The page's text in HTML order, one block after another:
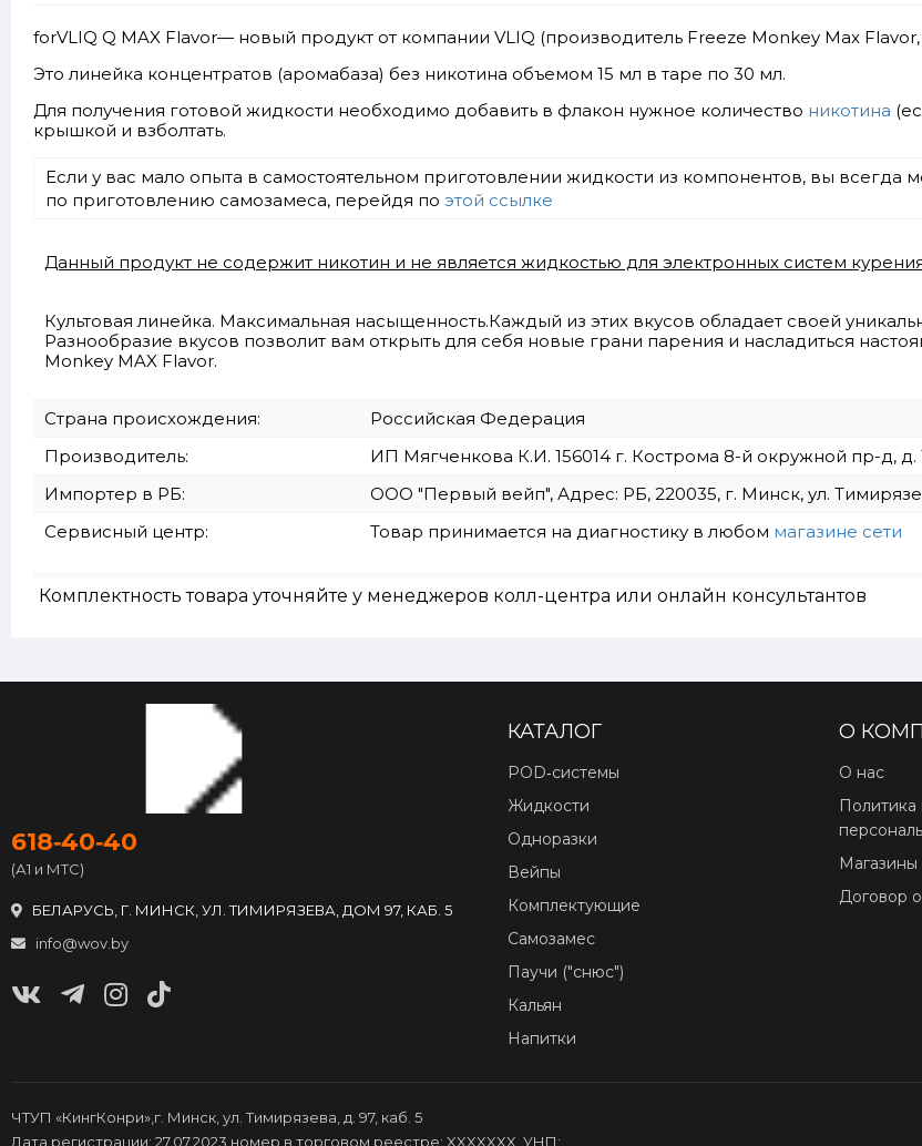
forVLIQ Q MAX Flavor— новый продукт от компании VLIQ (производитель Freeze Monkey Max
Это линейка концентратов (аромабаза) без никотина объемом 15 мл в таре по 30 мл.
Для получения готовой жидкости необходимо добавить в флакон нужное количество никотина
крышкой и взболтать.
Если у вас мало опыта в самостоятельном приготовлении жидкости из компонентов, вы
по приготовлению самозамеса, перейдя по этой ссылке
Данный продукт не содержит никотин и не является жидкостью для электронных систем
Культовая линейка. Максимальная насыщенность.Каждый из этих вкусов обладает своей
Разнообразие вкусов позволит вам открыть для себя новые грани парения и насладиться
Monkey MAX Flavor.
Страна происхождения:
Российская Федерация
Производитель:
ИП Мягченкова К.И. 156014 г. Кострома 8-й окружной пр-д, д.
Импортер в РБ:
ООО "Первый вейп", Адрес: РБ, 220035, г. Минск, ул.
Сервисный центр:
Товар принимается на диагностику в любом магазине сети
Комплектность товара уточняйте у менеджеров колл-центра или онлайн консультантов
618‑40‑40
(А1 и МТС)
БЕЛАРУСЬ, Г. МИНСК, УЛ. ТИМИРЯЗЕВА, ДОМ 97, КАБ. 5
info@wov.by
КАТАЛОГ
POD‑системы
Жидкости
Одноразки
Вейпы
Комплектующие
Самозамес
Паучи ("снюс")
Кальян
Напитки
О
О нас
Магазины
Договор
ЧТУП «КингКонри»,г. Минск, ул. Тимирязева, д. 97, каб. 5
Дата регистрации: 27.07.2023,номер в торговом реестре: XXXXXXX. УНП: